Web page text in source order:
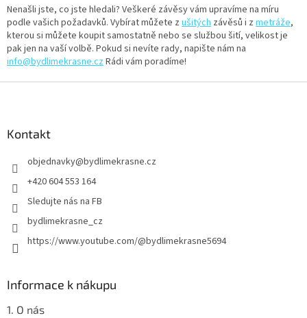
a
c
í
p
r
s
v
á
n
í
Nenašli jste, co jste hledali? Veškeré závěsy vám upravíme na míru
podle vašich požadavků. Vybírat můžete z ušitých závěsů i z metráže,
kterou si můžete koupit samostatně nebo se službou šití, velikost je
pak jen na vaší volbě. Pokud si nevíte rady, napište nám na
info@bydlimekrasne.czRádi vám poradíme!
Kontakt
objednavky@bydlimekrasne.cz
+420 604 553 164
Sledujte nás na FB
bydlimekrasne_cz
https://www.youtube.com/@bydlimekrasne5694
Informace k nákupu
1. O nás